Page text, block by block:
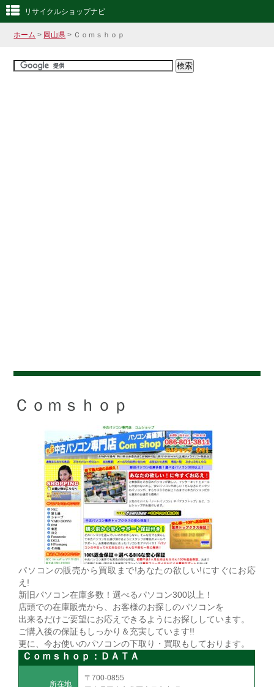
リサイクルショップナビ
ホーム > 岡山県 > Ｃｏｍｓｈｏｐ
Ｃｏｍｓｈｏｐ
パソコンの販売から買取まで!あなたの欲しい!にすぐにお応
え!
新旧パソコン在庫多数！選べるパソコン300以上！
店頭での在庫販売から、お客様のお探しのパソコンを
出来るだけご要望にお応えできるようにお探ししています。
ご購入後の保証もしっかり＆充実しています!!
更に、今お使いのパソコンの下取り・買取もしております。
Ｃｏｍｓｈｏｐ：ＤＡＴＡ
所在地
〒700-0855